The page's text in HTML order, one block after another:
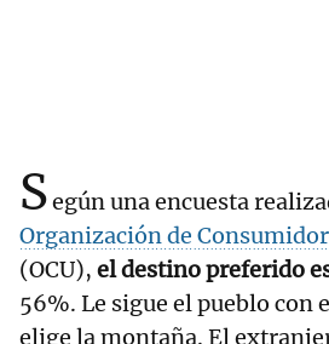
Según una encuesta
Organización de
(OCU), el destino preferido
56%. Le sigue el pueblo con
elige la montaña. El